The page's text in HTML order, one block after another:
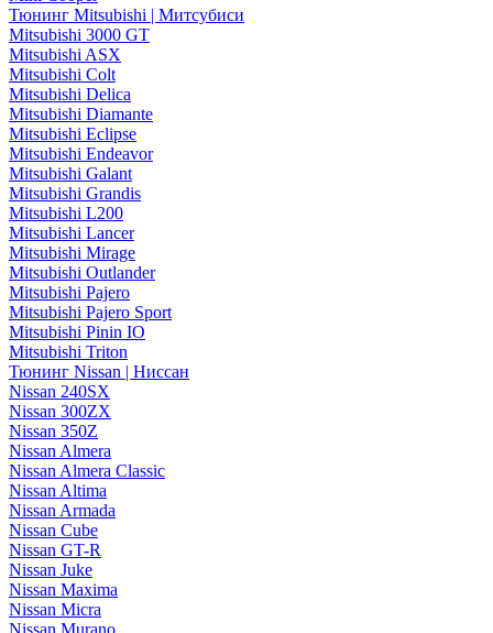
Тюнинг Mitsubishi | Митсубиси
Mitsubishi 3000 GT
Mitsubishi ASX
Mitsubishi Colt
Mitsubishi Delica
Mitsubishi Diamante
Mitsubishi Eclipse
Mitsubishi Endeavor
Mitsubishi Galant
Mitsubishi Grandis
Mitsubishi L200
Mitsubishi Lancer
Mitsubishi Mirage
Mitsubishi Outlander
Mitsubishi Pajero
Mitsubishi Pajero Sport
Mitsubishi Pinin IO
Mitsubishi Triton
Тюнинг Nissan | Ниссан
Nissan 240SX
Nissan 300ZX
Nissan 350Z
Nissan Almera
Nissan Almera Classic
Nissan Altima
Nissan Armada
Nissan Cube
Nissan GT-R
Nissan Juke
Nissan Maxima
Nissan Micra
Nissan Murano